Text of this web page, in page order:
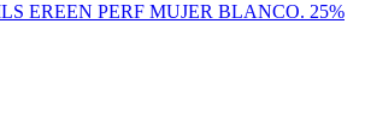
EREEN PERF MUJER BLANCO. 25%